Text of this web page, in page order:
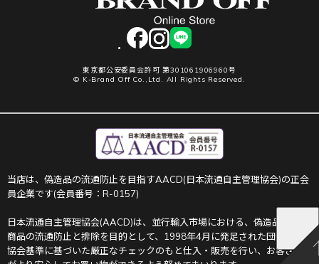
facebookinstagram
LINE
東京都公安委員会許可 第301061906960号
© K-Brand Off Co.,Ltd. All Rights Reserved.
当店は、偽造品の流通防止を目指すAACD(日本流通自主管理協会)の正会
員企業です(会員番号：R-0157)
日本流通自主管理協会(AACD)は、並行輸入市場における、偽造品や不正
商品の流通防止と排除を目的として、1998年4月に発足された団体です。
協会基準に基づいた厳正なチェックのもと仕入・販売を行い、お客さま